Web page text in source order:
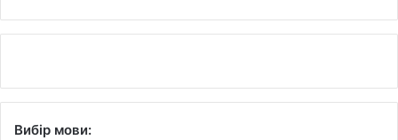
Вибір мови: